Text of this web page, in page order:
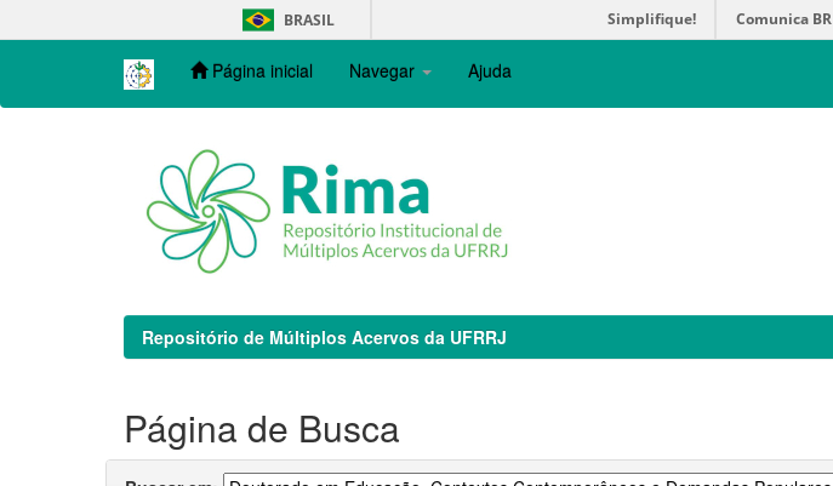
navigation
BRASIL Simplifique! Comunica BR
Página inicial Navegar Ajuda
Repositório de Múltiplos Acervos da UFRRJ
Página de Busca